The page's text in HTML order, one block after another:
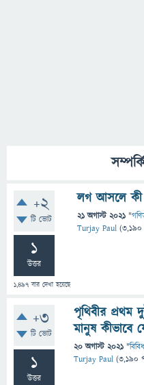
+2
টি ভোট
1
উত্তর
1,497 বার দেখা হয়েছে
লগ আসলে কী
21 অগাস্ট 2021 "
Turjay Paul (3,190
+3
টি ভোট
1
উত্তর
পৃথিবীর প্রথম
মানুষ কীভাবে
20 অগাস্ট 2021 "বিবিধ
Turjay Paul (3,190